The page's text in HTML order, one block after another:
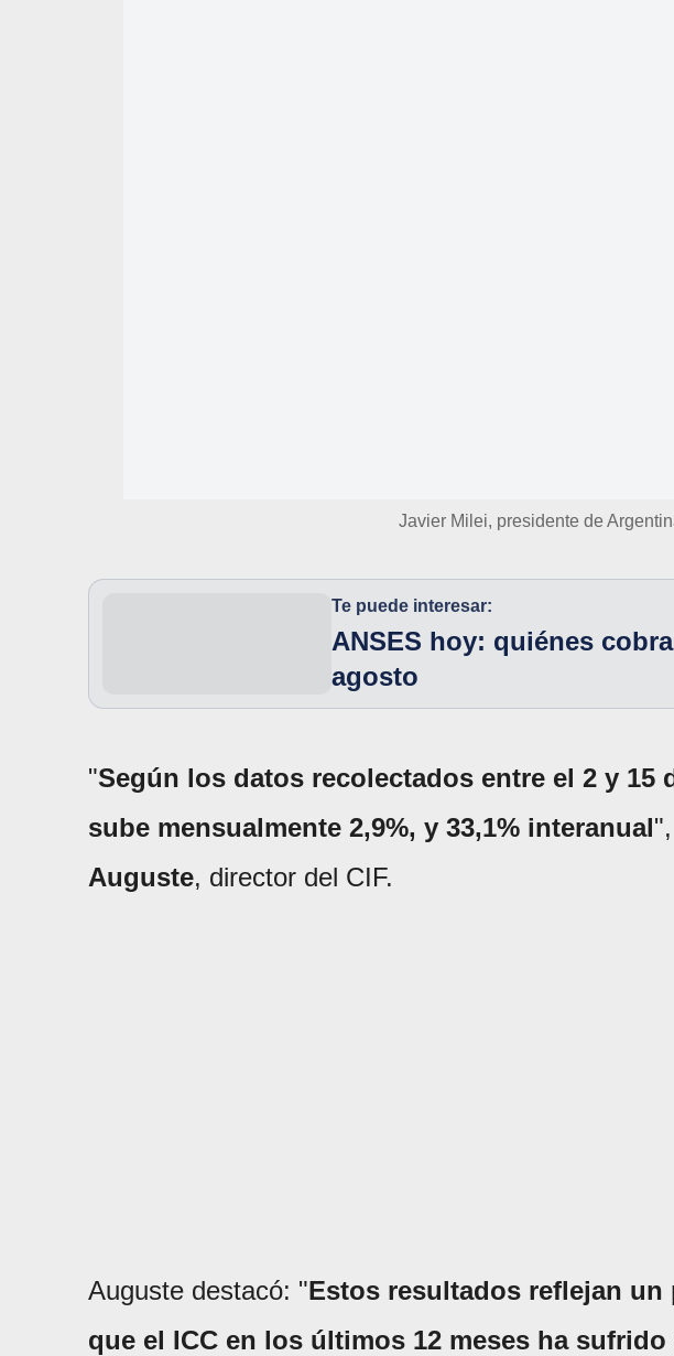
Javier Milei, presidente de
Te puede interesar:
ANSES hoy: quiénes
agosto
"Según los datos recolectados entre el 2 y 15
sube mensualmente 2,9%, y 33,1% interanual
Auguste, director del CIF.
Auguste destacó: "Estos resultados reflejan un
que el ICC en los últimos 12 meses ha